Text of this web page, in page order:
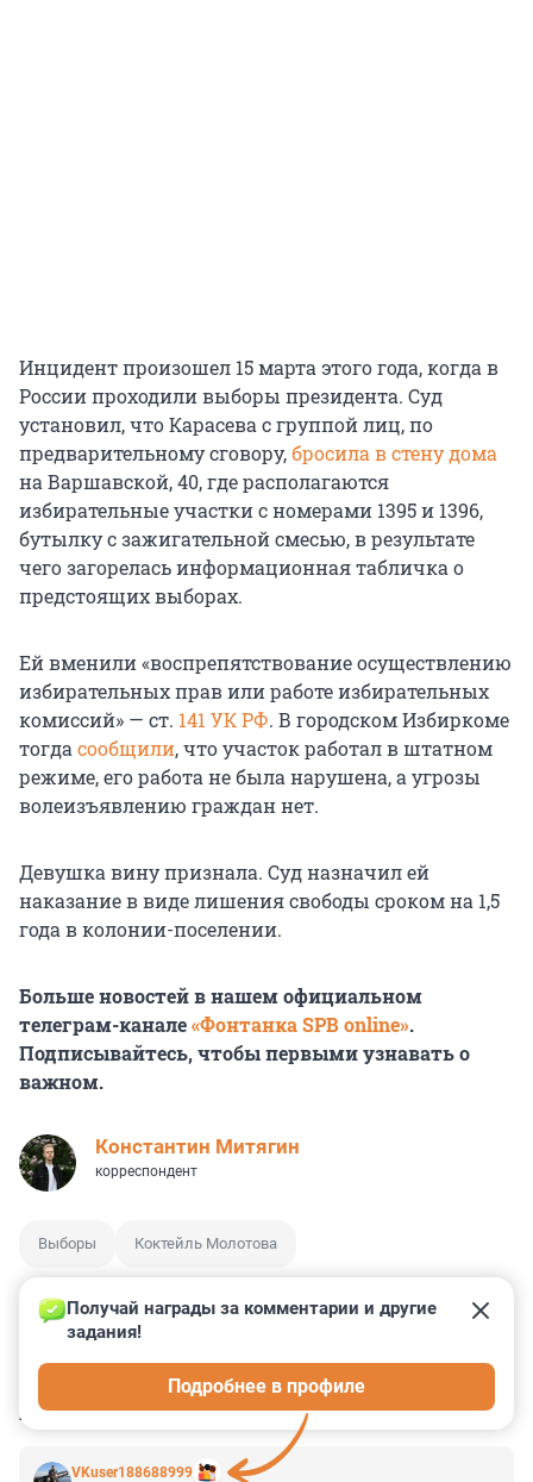
Инцидент произошел 15 марта этого года, когда в
России проходили выборы президента. Суд
установил, что Карасева с группой лиц, по
предварительному сговору,бросила в стену дома
на Варшавской, 40, где располагаются
избирательные участки с номерами 1395 и 1396,
бутылку с зажигательной смесью, в результате
чего загорелась информационная табличка о
предстоящих выборах.
Ей вменили «воспрепятствование осуществлению
избирательных прав или работе избирательных
комиссий» — ст. 141 УК РФ. В городском Избиркоме
тогда сообщили, что участок работал в штатном
режиме, его работа не была нарушена, а угрозы
волеизъявлению граждан нет.
Девушка вину признала. Суд назначил ей
наказание в виде лишения свободы сроком на 1,5
года в колонии-поселении.
Больше новостей в нашем официальном
телеграм-канале«Фонтанка SPB online».
Подписывайтесь, чтобы первыми узнавать о
важном.
Константин Митягин
корреспондент
Выборы Коктейль Молотова
КОММЕНТАРИИ 21
VKuser188688999
Получай награды за комментарии и другие
задания!
Подробнее в профиле